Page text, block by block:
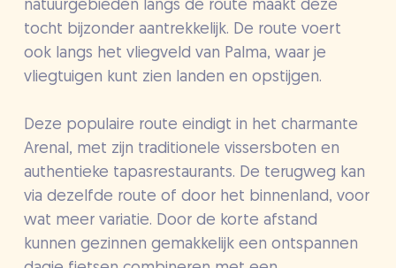
natuurgebieden langs de route maakt deze
tocht bijzonder aantrekkelijk. De route voert
ook langs het vliegveld van Palma, waar je
vliegtuigen kunt zien landen en opstijgen.
Deze populaire route eindigt in het charmante
Arenal, met zijn traditionele vissersboten en
authentieke tapasrestaurants. De terugweg kan
via dezelfde route of door het binnenland, voor
wat meer variatie. Door de korte afstand
kunnen gezinnen gemakkelijk een ontspannen